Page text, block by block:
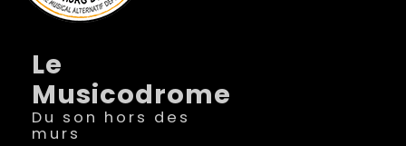
Le
Musicodrome
Du son hors des
murs